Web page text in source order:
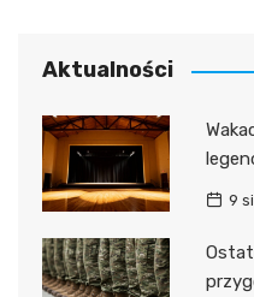
Aktualności
9